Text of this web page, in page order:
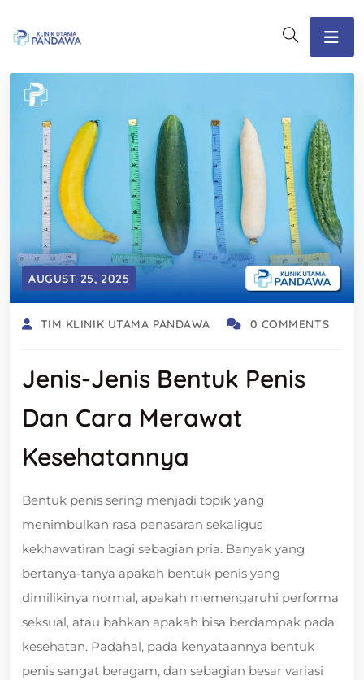
AUGUST 25, 2025
TIM KLINIK UTAMA PANDAWA 0 COMMENTS
Jenis-Jenis Bentuk Penis
Dan Cara Merawat
Kesehatannya
Bentuk penis sering menjadi topik yang
menimbulkan rasa penasaran sekaligus
kekhawatiran bagi sebagian pria. Banyak yang
bertanya-tanya apakah bentuk penis yang
dimilikinya normal, apakah memengaruhi performa
seksual, atau bahkan apakah bisa berdampak pada
kesehatan. Padahal, pada kenyataannya bentuk
penis sangat beragam, dan sebagian besar variasi